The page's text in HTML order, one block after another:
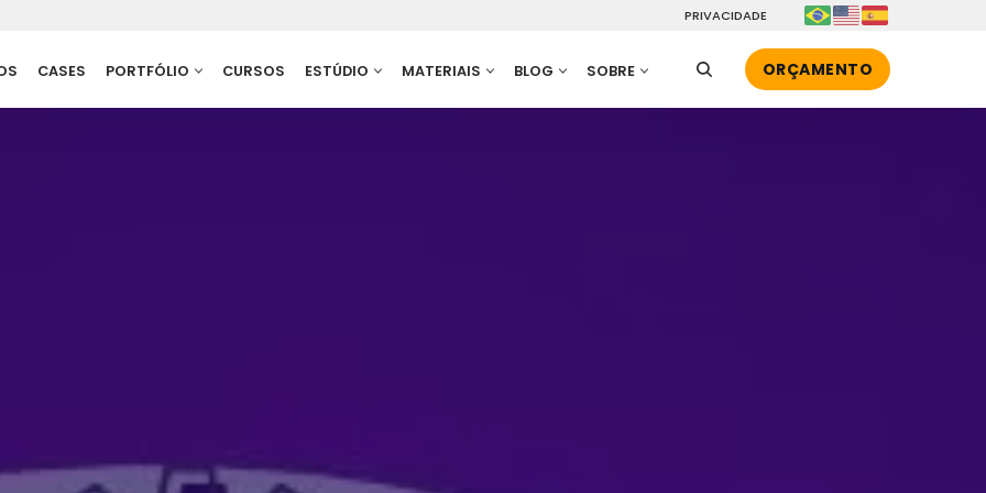
PRIVACIDADE
CASES PORTFÓLIO CURSOS ESTÚDIO MATERIAIS BLOG SOBRE ORÇAMENTO